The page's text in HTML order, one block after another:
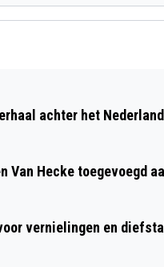
achter het
Van Hecke toegevoegd
vernielingen en